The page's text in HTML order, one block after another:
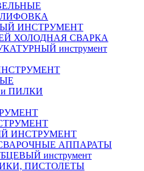
ИНСТРУМЕНТ
ХОЛОДНАЯ СВАРКА
инструмент
ПИЛКИ
ИНСТРУМЕНТ
АППАРАТЫ
инструмент
ПИСТОЛЕТЫ